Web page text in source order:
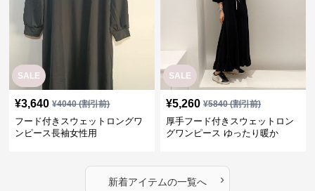
SALE
¥3,640 ¥4040(割引前)
フード付きスウェットロングワ
ンピース長袖女性用
SALE
¥5,260 ¥5840(割引前)
厚手フード付きスウェットロン
グワンピース ゆったり暖か
新着アイテムの一覧へ ›